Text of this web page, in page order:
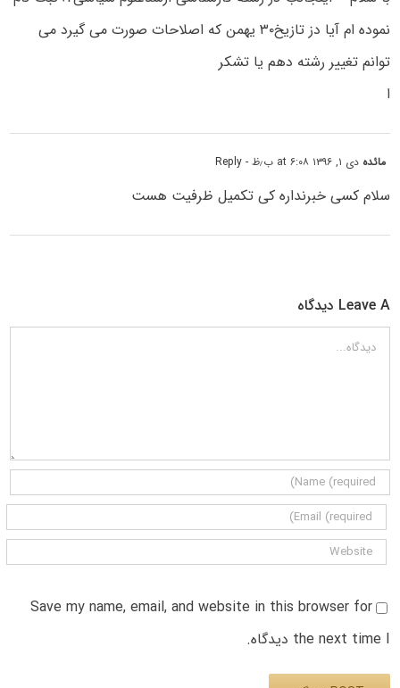
نموده ام آیا دز تازیخ۳۰ یهمن که اصلاحات صورت می گیرد می
توانم تغییر رشته دهم یا تشکر
ا
مائده دی ۱, ۱۳۹۶ at ۶:۰۸ ب٫ظ - Reply
سلام کسی خبرنداره کی تکمیل ظرفیت هست
Leave A دیدگاه
دیدگاه
Save my name, email, and website in this browser for
the next time I دیدگاه.